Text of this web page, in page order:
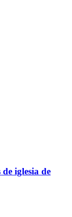
iglesia de